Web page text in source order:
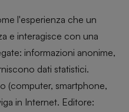
l'esperienza che un
e interagisce con una
informazioni anonime,
dati statistici.
(computer, smartphone,
in Internet. Editore: